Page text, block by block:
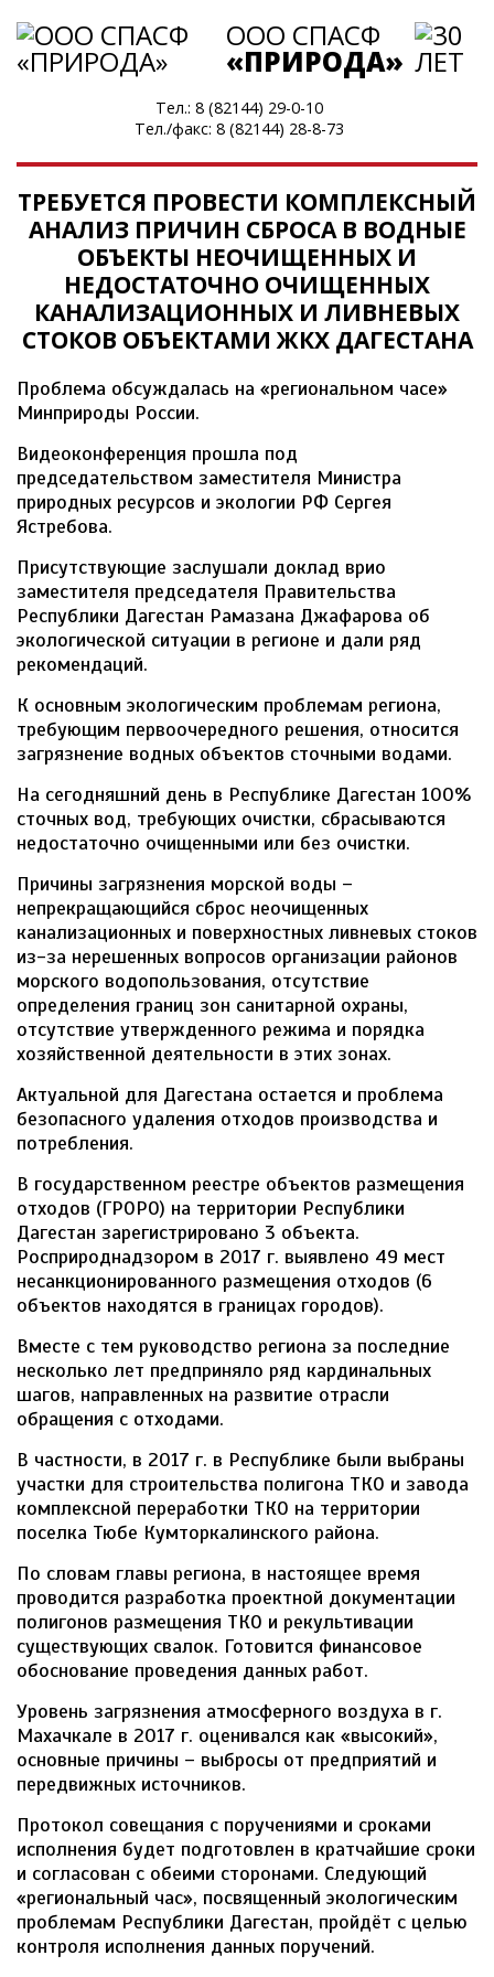
ООО СПАСФ
«ПРИРОДА»
Тел.: 8 (82144) 29-0-10
Тел./факс: 8 (82144) 28-8-73
ТРЕБУЕТСЯ ПРОВЕСТИ КОМПЛЕКСНЫЙ
АНАЛИЗ ПРИЧИН СБРОСА В ВОДНЫЕ
ОБЪЕКТЫ НЕОЧИЩЕННЫХ И
НЕДОСТАТОЧНО ОЧИЩЕННЫХ
КАНАЛИЗАЦИОННЫХ И ЛИВНЕВЫХ
СТОКОВ ОБЪЕКТАМИ ЖКХ ДАГЕСТАНА
Проблема обсуждалась на «региональном часе»
Минприроды России.
Видеоконференция прошла под
председательством заместителя Министра
природных ресурсов и экологии РФ Сергея
Ястребова.
Присутствующие заслушали доклад врио
заместителя председателя Правительства
Республики Дагестан Рамазана Джафарова об
экологической ситуации в регионе и дали ряд
рекомендаций.
К основным экологическим проблемам региона,
требующим первоочередного решения, относится
загрязнение водных объектов сточными водами.
На сегодняшний день в Республике Дагестан 100%
сточных вод, требующих очистки, сбрасываются
недостаточно очищенными или без очистки.
Причины загрязнения морской воды –
непрекращающийся сброс неочищенных
канализационных и поверхностных ливневых стоков
из-за нерешенных вопросов организации районов
морского водопользования, отсутствие
определения границ зон санитарной охраны,
отсутствие утвержденного режима и порядка
хозяйственной деятельности в этих зонах.
Актуальной для Дагестана остается и проблема
безопасного удаления отходов производства и
потребления.
В государственном реестре объектов размещения
отходов (ГРОРО) на территории Республики
Дагестан зарегистрировано 3 объекта.
Росприроднадзором в 2017 г. выявлено 49 мест
несанкционированного размещения отходов (6
объектов находятся в границах городов).
Вместе с тем руководство региона за последние
несколько лет предприняло ряд кардинальных
шагов, направленных на развитие отрасли
обращения с отходами.
В частности, в 2017 г. в Республике были выбраны
участки для строительства полигона ТКО и завода
комплексной переработки ТКО на территории
поселка Тюбе Кумторкалинского района.
По словам главы региона, в настоящее время
проводится разработка проектной документации
полигонов размещения ТКО и рекультивации
существующих свалок. Готовится финансовое
обоснование проведения данных работ.
Уровень загрязнения атмосферного воздуха в г.
Махачкале в 2017 г. оценивался как «высокий»,
основные причины – выбросы от предприятий и
передвижных источников.
Протокол совещания с поручениями и сроками
исполнения будет подготовлен в кратчайшие сроки
и согласован с обеими сторонами. Следующий
«региональный час», посвященный экологическим
проблемам Республики Дагестан, пройдёт с целью
контроля исполнения данных поручений.